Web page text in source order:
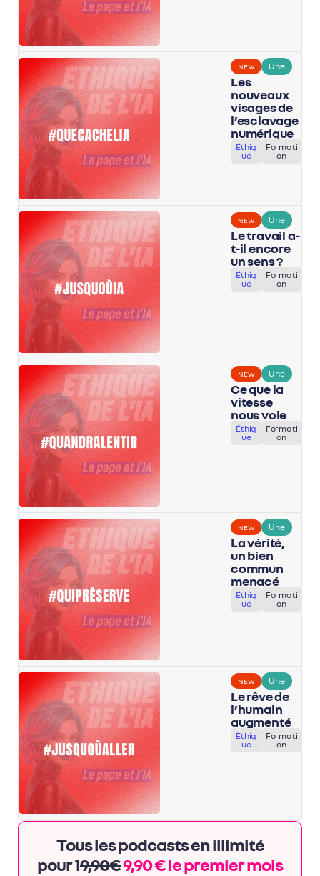
NEW Une
Les
nouveaux
visages de
l’esclavage
numérique
Éthiq
ue
Formati
on
NEW Une
Le travail a-
t-il encore
un sens ?
Éthiq
ue
Formati
on
NEW Une
Ce que la
vitesse
nous vole
Éthiq
ue
Formati
on
NEW Une
La vérité,
un bien
commun
menacé
Éthiq
ue
Formati
on
NEW Une
Le rêve de
l’humain
augmenté
Éthiq
ue
Formati
on
Tous les podcasts en illimité
pour 19,90€9,90 € le premier mois